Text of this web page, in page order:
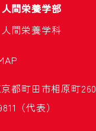
人間栄養学部
人間栄養学科
都町田市相原町
（代表）